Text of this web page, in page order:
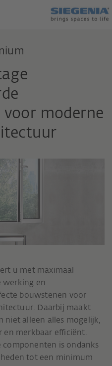
voor moderne
u met maximaal
werking en
bouwstenen voor
Daarbij maakt
niet alleen alles mogelijk,
en merkbaar efficiënt.
is ondanks
tot een minimum